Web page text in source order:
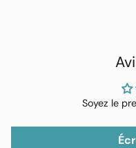
Soyez le